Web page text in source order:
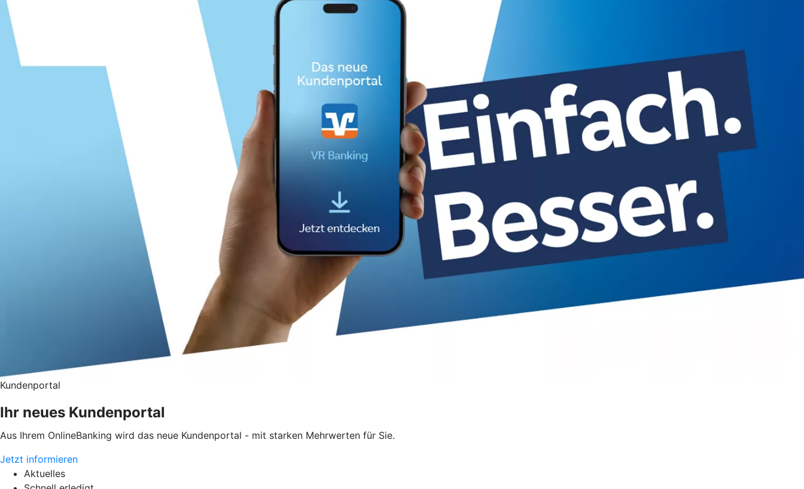
Kundenportal
Ihr neues Kundenportal
Aus Ihrem OnlineBanking wird das neue Kundenportal - mit starken Mehrwerten für Sie.
Jetzt informieren
Aktuelles